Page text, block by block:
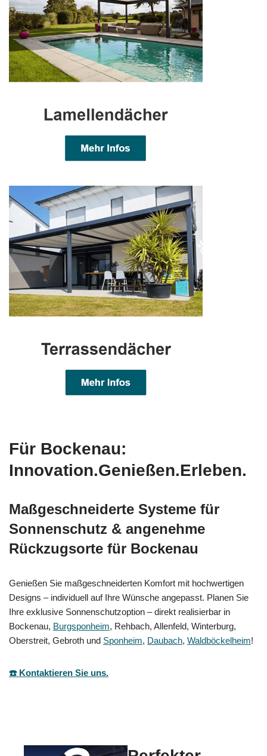
Für Bockenau:
Innovation.Genießen.Erleben.
Maßgeschneiderte Systeme für
Sonnenschutz & angenehme
Rückzugsorte für Bockenau
Genießen Sie maßgeschneiderten Komfort mit hochwertigen
Designs – individuell auf Ihre Wünsche angepasst. Planen Sie
Ihre exklusive Sonnenschutzoption – direkt realisierbar in
Bockenau, Burgsponheim, Rehbach, Allenfeld, Winterburg,
Oberstreit, Gebroth und Sponheim, Daubach, Waldböckelheim!
☎️ Kontaktieren Sie uns.